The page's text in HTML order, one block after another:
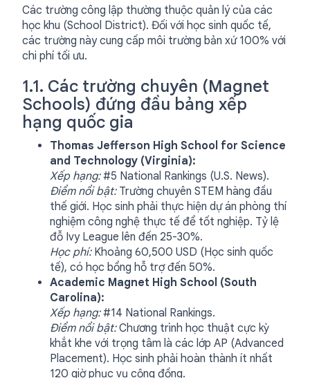
Các trường công lập thường thuộc quản lý của các
học khu (School District). Đối với học sinh quốc tế,
các trường này cung cấp môi trường bản xứ 100% với
chi phí tối ưu.
1.1. Các trường chuyên (Magnet
Schools) đứng đầu bảng xếp
hạng quốc gia
Thomas Jefferson High School for Science
and Technology (Virginia):
Xếp hạng:#5 National Rankings (U.S. News).
Điểm nổi bật:Trường chuyên STEM hàng đầu
thế giới. Học sinh phải thực hiện dự án phòng thí
nghiệm công nghệ thực tế để tốt nghiệp. Tỷ lệ
đỗ Ivy League lên đến 25-30%.
Học phí:Khoảng 60,500 USD (Học sinh quốc
tế), có học bổng hỗ trợ đến 50%.
Academic Magnet High School (South
Carolina):
Xếp hạng:#14 National Rankings.
Điểm nổi bật:Chương trình học thuật cực kỳ
khắt khe với trọng tâm là các lớp AP (Advanced
Placement). Học sinh phải hoàn thành ít nhất
120 giờ phục vụ cộng đồng.